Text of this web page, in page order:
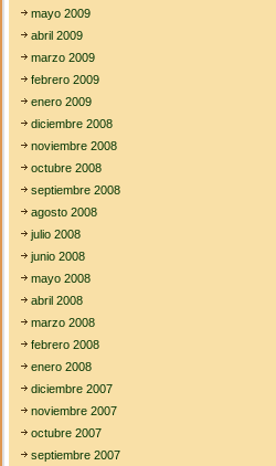
mayo 2009
abril 2009
marzo 2009
febrero 2009
enero 2009
diciembre 2008
noviembre 2008
octubre 2008
septiembre 2008
agosto 2008
julio 2008
junio 2008
mayo 2008
abril 2008
marzo 2008
febrero 2008
enero 2008
diciembre 2007
noviembre 2007
octubre 2007
septiembre 2007